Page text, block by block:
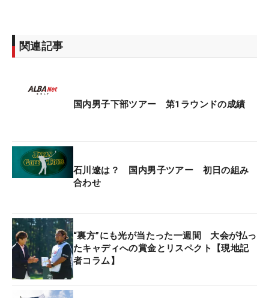
が続いた。
でトップ合格を果たした24歳の出利葉太一郎は、3
アンダー・18位タイ。同テストで唯一の10代合格と
現在ポイントランキング1位に立つ若原亮太は1オー
バー・91位タイ、同2位の古川龍之介は1アンダー・
試合の模様はALBA TVでライブ配信している。未来
のスーパースターが生まれる瞬間を見逃すわけには
いかない。
関連記事
国内男子下部ツアー 第1ラウンドの成績
石川遼は？ 国内男子ツアー 初日の組み
合わせ
“裏方”にも光が当たった一週間 大会が払っ
たキャディへの賞金とリスペクト【現地記
者コラム】